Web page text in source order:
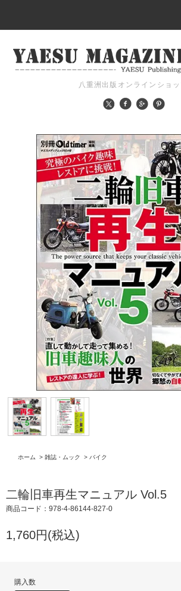
八重洲出版オンラインショ
ホーム > 雑誌・ムック > バイク
二輪旧車再生マニュアル Vol.5
商品コード：978-4-86144-827-0
1,760円(税込)
購入数